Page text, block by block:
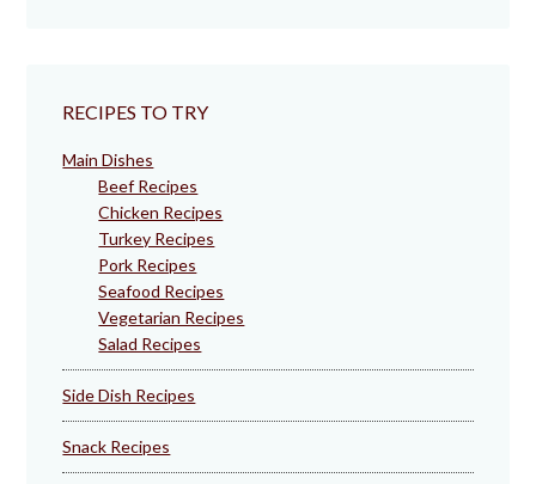
RECIPES TO TRY
Main Dishes
Beef Recipes
Chicken Recipes
Turkey Recipes
Pork Recipes
Seafood Recipes
Vegetarian Recipes
Salad Recipes
Side Dish Recipes
Snack Recipes